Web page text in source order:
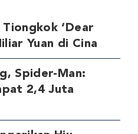
‘Dear
Yuan di Cina
Spider-Man:
2,4 Juta